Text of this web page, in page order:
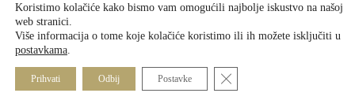
Impresum
Društvene mreže: Pravno:
Koristimo kolačiće kako bismo vam omogućili najbolje iskustvo na našoj
web stranici.
Više informacija o tome koje kolačiće koristimo ili ih možete isključiti u
postavkama
Prihvati Odbij Postavke Close GDPR Cookie Banner